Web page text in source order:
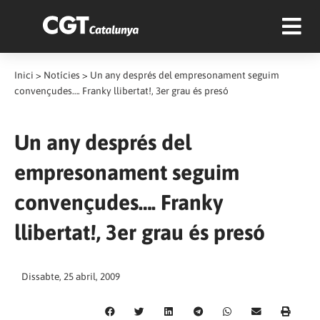
Inici > Notícies > Un any després del empresonament seguim
convençudes…. Franky llibertat!, 3er grau és presó
Un any després del
empresonament seguim
convençudes…. Franky
llibertat!, 3er grau és presó
Dissabte, 25 abril, 2009